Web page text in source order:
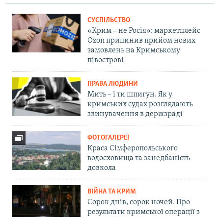
СУСПІЛЬСТВО
«Крим – не Росія»: маркетплейс
Ozon припинив прийом нових
замовлень на Кримському
півострові
ПРАВА ЛЮДИНИ
Мить – і ти шпигун. Як у
кримських судах розглядають
звинувачення в держзраді
ФОТОГАЛЕРЕЇ
Краса Сімферопольського
водосховища та занедбаність
довкола
ВІЙНА ТА КРИМ
Сорок днів, сорок ночей. Про
результати кримської операції з